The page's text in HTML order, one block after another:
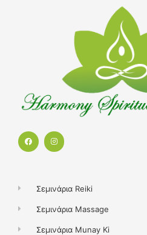
F
a
I
n
m
Σεμινάρια Reiki
Σεμινάρια Massage
Σεμινάρια Munay Ki